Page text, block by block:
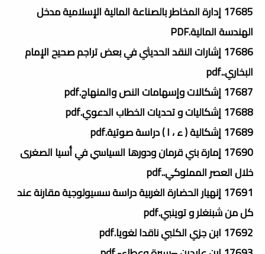
17685 إدارة المخاطر بالصناعة المالية الإسلامية مدخل
الهندسة المالية.PDF
17686 إشارات النقد الحديثي في بعض تراجم صحيح الإمام
البخاري..pdf
17687 إشكالات وإسهامات النص والمنهاج.pdf
17688 إشكاليات و تحديات الخطاب الدعوي.pdf
17689 إشكالية ( ء ، ا ) دراسة صوتية.pdf
17690 إمارة بني قرمان ودورها السياسي في أسيا الصغرى
خلال العصر المملوكي..pdf
17691 إنهيار الحضارة الغربية دراسة سسيولوجية مقارنة عند
كل من شبنغلر و توينبي.pdf
17692 ابن جزي الكلبي ناقدا لغويا.pdf